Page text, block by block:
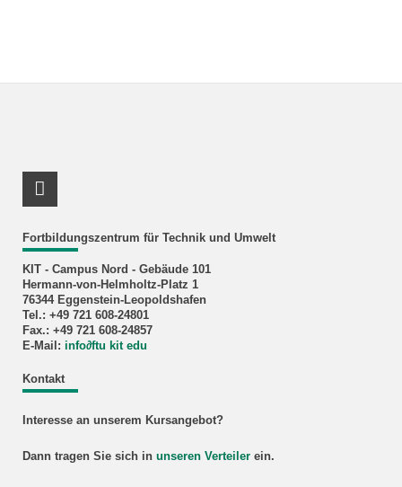
Fortbildungszentrum für Technik und Umwelt
KIT - Campus Nord - Gebäude 101
Hermann-von-Helmholtz-Platz 1
76344 Eggenstein-Leopoldshafen
Tel.: +49 721 608-24801
Fax.: +49 721 608-24857
E-Mail: info∂ftu kit edu
Kontakt
Interesse an unserem Kursangebot?
Dann tragen Sie sich in unseren Verteiler ein.
LinkedIn Profil